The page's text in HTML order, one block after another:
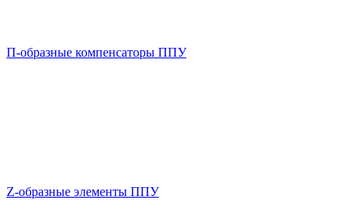
П-образные компенсаторы ППУ
Z-образные элементы ППУ